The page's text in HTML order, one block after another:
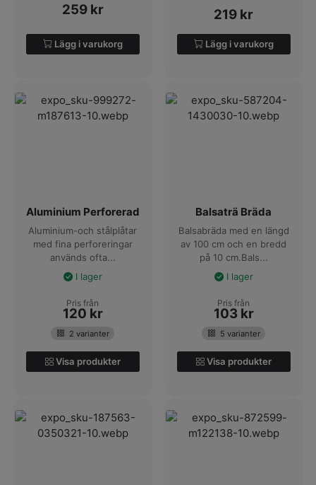
259 kr
Lägg i varukorg
219 kr
Lägg i varukorg
Aluminium Perforerad
Aluminium-och stålplåtar
med fina perforeringar
används ofta...
I lager
Pris från
120 kr
2 varianter
Visa produkter
Balsaträ Bräda
Balsabräda med en längd
av 100 cm och en bredd
på 10 cm.Bals...
I lager
Pris från
103 kr
5 varianter
Visa produkter